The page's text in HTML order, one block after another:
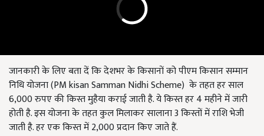
जानकारी के लिए बता दें कि देशभर के किसानों को पीएम किसान सम्मान
निधि योजना (PM kisan Samman Nidhi Scheme) के तहत हर साल
6,000 रुपए की किस्त मुहैया कराई जाती है. ये किस्त हर 4 महीने में जारी
होती है. इस योजना के तहत कुल मिलाकर सालाना 3 किस्तों में राशि भेजी
जाती है. हर एक किस्त में 2,000 प्रदान किए जाते हैं.